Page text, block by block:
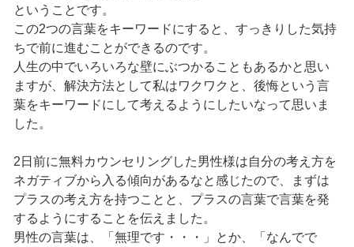
ということです。
この2つの言葉をキーワードにすると、すっきりした気持
ちで前に進むことができるのです。
人生の中でいろいろな壁にぶつかることもあるかと思い
ますが、解決方法として私はワクワクと、後悔という言
葉をキーワードにして考えるようにしたいなって思いま
した。
2日前に無料カウンセリングした男性様は自分の考え方を
ネガティブから入る傾向があるなと感じたので、まずは
プラスの考え方を持つことと、プラスの言葉で言葉を発
するようにすることを伝えました。
男性の言葉は、「無理です・・・」とか、「なんでで